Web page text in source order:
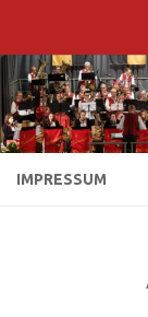
IMPRESSUM